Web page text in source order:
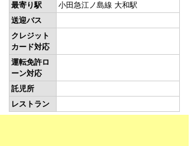
最寄り駅
小田急江ノ島線 大和駅
送迎バス
クレジット
カード対応
運転免許ロ
ーン対応
託児所
レストラン